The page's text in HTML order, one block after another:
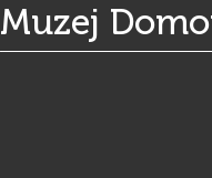
Muzej